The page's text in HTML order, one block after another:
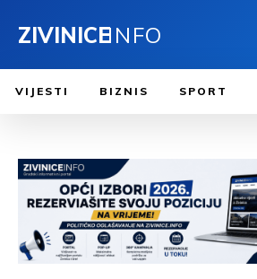
ZIVINICEINFO
VIJESTI BIZNIS SPORT